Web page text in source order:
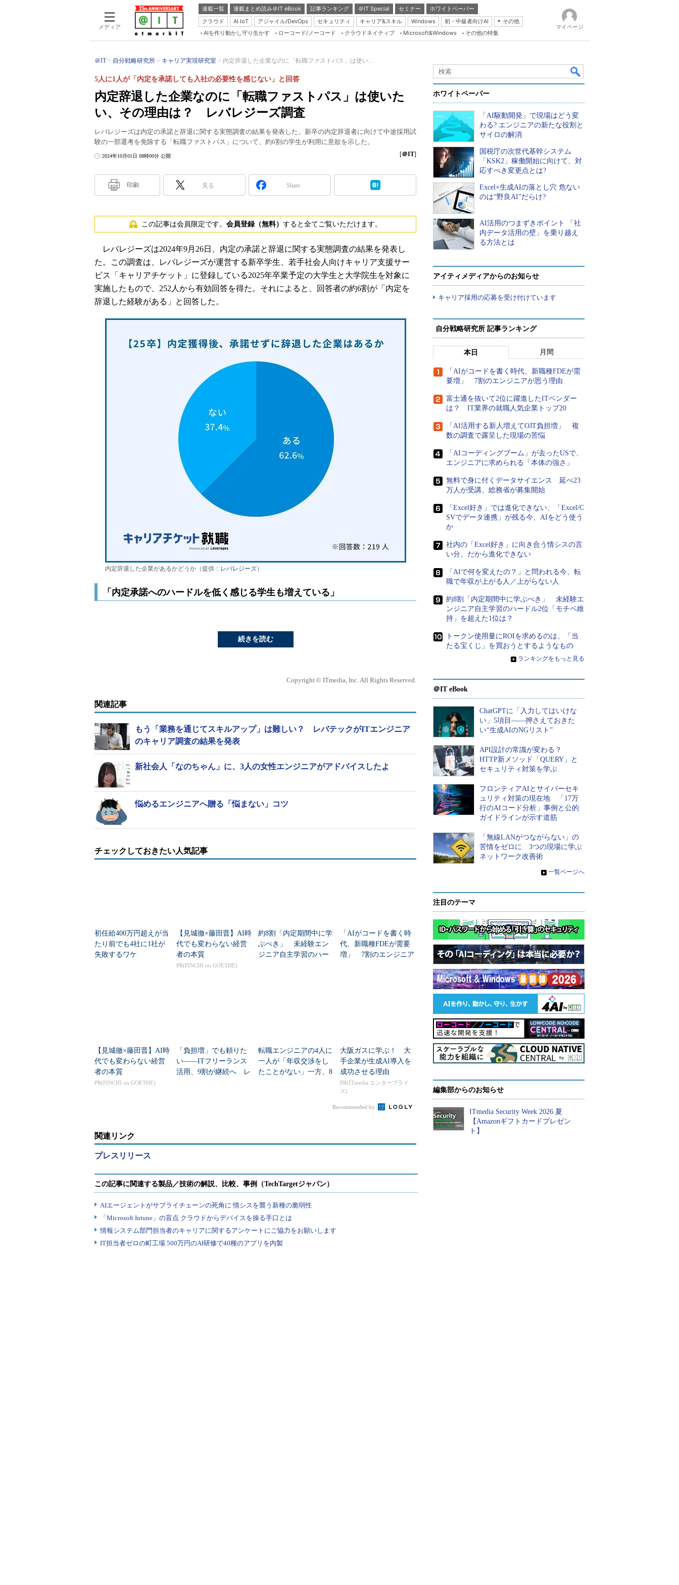
メディア
連載一覧 連載まとめ読み＠IT eBook 記事ランキング ＠IT Special セミナー
ホワイトペーパー
クラウド
AI IoT アジャイル/DevOps セキュリティ キャリア&スキル Windows 初・中級者向けAI
その他
Server & Storage
Java Agile
Database Expert
Linux ＆ OSS
Master of IP Network
ブログ
AIを作り動かし守り生かす ローコード/ノーコード クラウドネイティブ Microsoft&Windows その他の特集
マイページ
＠IT 自分戦略研究所 キャリア実現研究室 内定辞退した企業なのに「転職ファストパス」は使い...
内定辞退した企業なのに「転職ファストパス」は使いた
い、その理由は？ レバレジーズ調査
5人に1人が「内定を承諾しても入社の必要性を感じない」と回答
レバレジーズは内定の承諾と辞退に関する実態調査の結果を発表した。新卒の内定辞退者に向けて中途採用試
験の一部選考を免除する「転職ファストパス」について、約6割の学生が利用に意欲を示した。
2024年10月01日 08時00分 公開 [＠IT]
印刷 見る Share
この記事は会員限定です。 会員登録（無料） すると全てご覧いただけます。
レバレジーズは2024年9月26日、内定の承諾と辞退に関する実態調査の結果を発表し
た。この調査は、レバレジーズが運営する新卒学生、若手社会人向けキャリア支援サー
ビス「キャリアチケット」に登録している2025年卒業予定の大学生と大学院生を対象に
実施したもので、252人から有効回答を得た。それによると、回答者の約6割が「内定を
辞退した経験がある」と回答した。
内定辞退した企業があるかどうか（提供： レバレジーズ）
「内定承諾へのハードルを低く感じる学生も増えている」
続きを読む
Copyright © ITmedia, Inc. All Rights Reserved.
関連記事
もう「業務を通じてスキルアップ」は難しい？ レバテックがITエンジニア
のキャリア調査の結果を発表
新社会人「なのちゃん」に、3人の女性エンジニアがアドバイスしたよ
悩めるエンジニアへ贈る「悩まない」コツ
チェックしておきたい人気記事
初任給400万円超えが当
たり前でも4社に1社が
失敗するワケ
【見城徹×藤田晋】AI時
代でも変わらない経営
者の本質
PR(FINCHI on GOETHE)
約8割「内定期間中に学
ぶべき」 未経験エン
ジニア自主学習のハー
「AIがコードを書く時
代、新職種FDEが需要
増」 7割のエンジニア
【見城徹×藤田晋】AI時
代でも変わらない経営
者の本質
PR(FINCHI on GOETHE)
「負担増」でも頼りた
い――ITフリーランス
活用、9割が継続へ レ
転職エンジニアの4人に
一人が「年収交渉をし
たことがない」一方、8
大阪ガスに学ぶ！ 大
手企業が生成AI導入を
成功させる理由
PR(ITmedia エンタープライ
ズ)
Recommended by
関連リンク
プレスリリース
ホワイトペーパー
「AI駆動開発」で現場はどう変
わる? エンジニアの新たな役割と
サイロの解消
国税庁の次世代基幹システム
「KSK2」稼働開始に向けて、対
応すべき変更点とは?
Excel×生成AIの落とし穴 危ない
のは“野良AI”だらけ?
AI活用のつまずきポイント 「社
内データ活用の壁」を乗り越え
る方法とは
アイティメディアからのお知らせ
キャリア採用の応募を受け付けています
自分戦略研究所 記事ランキング
本日 月間
「AIがコードを書く時代、新職種FDEが需
要増」 7割のエンジニアが思う理由
富士通を抜いて2位に躍進したITベンダー
は？ IT業界の就職人気企業トップ20
「AI活用する新人増えてOJT負担増」 複
数の調査で露呈した現場の苦悩
「AIコーディングブーム」が去ったUSで、
エンジニアに求められる「本体の強さ」
無料で身に付くデータサイエンス 延べ23
万人が受講、総務省が募集開始
「Excel好き」では進化できない、「Excel/C
SVでデータ連携」が残る今、AIをどう使う
か
社内の「Excel好き」に向き合う情シスの言
い分、だから進化できない
「AIで何を変えたの？」と問われる今、転
職で年収が上がる人／上がらない人
約8割「内定期間中に学ぶべき」 未経験エ
ンジニア自主学習のハードル2位「モチベ維
持」を超えた1位は？
トークン使用量にROIを求めるのは、「当
たる宝くじ」を買おうとするようなもの
» ランキングをもっと見る
＠IT eBook
ChatGPTに「入力してはいけな
い」5項目――押さえておきた
い“生成AIのNGリスト”
API設計の常識が変わる？
HTTP新メソッド「QUERY」と
セキュリティ対策を学ぶ
フロンティアAIとサイバーセキ
ュリティ対策の現在地 「17万
行のAIコード分析」事例と公的
ガイドラインが示す道筋
「無線LANがつながらない」の
苦情をゼロに 3つの現場に学ぶ
ネットワーク改善術
» 一覧ページへ
注目のテーマ
編集部からのお知らせ
ITmedia Security Week 2026 夏
【Amazonギフトカードプレゼン
ト】